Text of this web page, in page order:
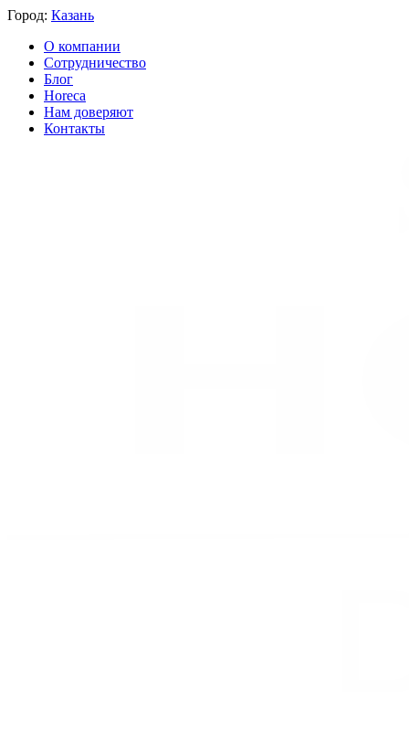
Город: Казань
О компании
Сотрудничество
Блог
Horeca
Нам доверяют
Контакты